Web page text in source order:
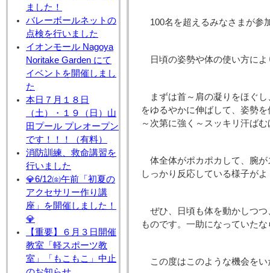
ました！
バレーボールネットの
点検を行いました
イオンモール Nagoya
Noritake Garden にて
イベントを開催しまし
た
本日７月１８日
（土）・１９（日）山
田プール プレオープン
です！！！（有料）
消防訓練、救命講習を
行いました
💎6/12㈮午前「初夏の
アクセサリー作り講
座」を開催しました！
💎
【重要】６月３日開催
教室「軽スポーツ教
室」「もこもこ」中止
100名を超えるみなさまが参
日頃の姿勢や体の使い方に
まずは首～肩の凝りをほぐ
をゆるやかに伸ばして、姿勢
～次第に強く～スッキリ汗ば
体全体がポカポカして、腕
しっかり反応している様子が
ぜひ、日頃も体を動かしつ
ものです。一助になっていた
この度はこのような機会を